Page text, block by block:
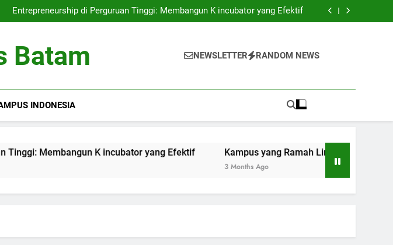
Berstandar Internasional
Entrepreneurship di Perguruan Tinggi: Membangun K incubator yang Efektif
Kampus yang Ramah Lingkungan: Pembaruan dan Praktik Berkelanjutan di
Berstandar Internasional
Entrepreneurship di Perguruan Tinggi: Membangun K incubator yang Efektif
Kampus yang Ramah Lingkungan: Pembaruan dan Praktik Berkelanjutan di
Batam NEWSLETTER RANDOM NEWS
INDONESIA
K incubator yang Efektif Kampus yang Ramah Lingkungan: Pembaruan
3 Months Ago